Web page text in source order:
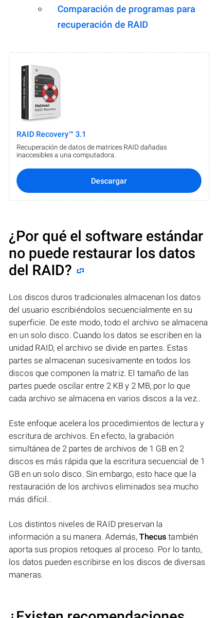
Comparación de programas para
recuperación de RAID
RAID Recovery™ 3.1
Recuperación de datos de matrices RAID dañadas
inaccesibles a una computadora.
Descargar
¿Por qué el software estándar
no puede restaurar los datos
del RAID?
Los discos duros tradicionales almacenan los datos
del usuario escribiéndolos secuencialmente en su
superficie. De este modo, todo el archivo se almacena
en un solo disco. Cuando los datos se escriben en la
unidad RAID, el archivo se divide en partes. Estas
partes se almacenan sucesivamente en todos los
discos que componen la matriz. El tamaño de las
partes puede oscilar entre 2 KB y 2 MB, por lo que
cada archivo se almacena en varios discos a la vez..
Este enfoque acelera los procedimientos de lectura y
escritura de archivos. En efecto, la grabación
simultánea de 2 partes de archivos de 1 GB en 2
discos es más rápida que la escritura secuencial de 1
GB en un solo disco. Sin embargo, esto hace que la
restauración de los archivos eliminados sea mucho
más difícil..
Los distintos niveles de RAID preservan la
información a su manera. Además,Thecus también
aporta sus propios retoques al proceso. Por lo tanto,
los datos pueden escribirse en los discos de diversas
maneras.